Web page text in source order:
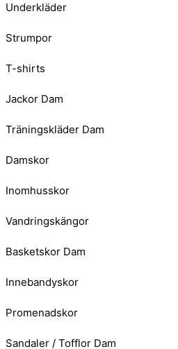
Underkläder
Strumpor
T-shirts
Jackor Dam
Träningskläder Dam
Damskor
Inomhusskor
Vandringskängor
Basketskor Dam
Innebandyskor
Promenadskor
Sandaler / Tofflor Dam